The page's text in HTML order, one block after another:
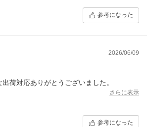
参考になった
2026/06/09
荷対応ありがとうございました。
さらに表示
参考になった